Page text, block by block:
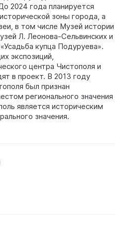
2024 года планируется
зоны города, а
в том числе Музей истории
Л. Леонова-Сельвинских и
купца Подуруева».
экспозиций,
центра Чистополя и
в проект. В 2013 году
был признан
регионального значения
является историческим
значения.